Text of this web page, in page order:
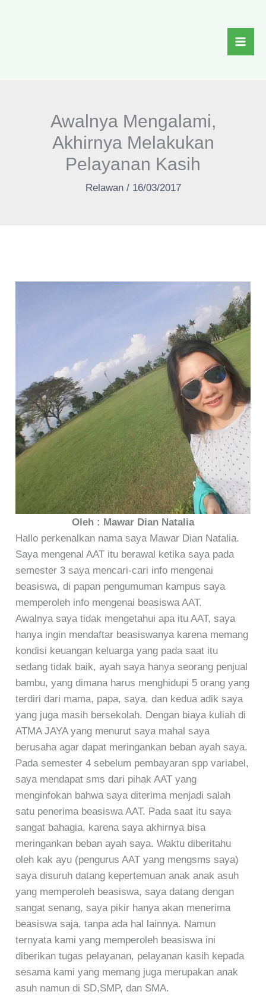
Awalnya Mengalami,
Akhirnya Melakukan
Pelayanan Kasih
Relawan/ 16/03/2017
Oleh : Mawar Dian Natalia
Hallo perkenalkan nama saya Mawar Dian Natalia.
Saya mengenal AAT itu berawal ketika saya pada
semester 3 saya mencari-cari info mengenai
beasiswa, di papan pengumuman kampus saya
memperoleh info mengenai beasiswa AAT.
Awalnya saya tidak mengetahui apa itu AAT, saya
hanya ingin mendaftar beasiswanya karena memang
kondisi keuangan keluarga yang pada saat itu
sedang tidak baik, ayah saya hanya seorang penjual
bambu, yang dimana harus menghidupi 5 orang yang
terdiri dari mama, papa, saya, dan kedua adik saya
yang juga masih bersekolah. Dengan biaya kuliah di
ATMA JAYA yang menurut saya mahal saya
berusaha agar dapat meringankan beban ayah saya.
Pada semester 4 sebelum pembayaran spp variabel,
saya mendapat sms dari pihak AAT yang
menginfokan bahwa saya diterima menjadi salah
satu penerima beasiswa AAT. Pada saat itu saya
sangat bahagia, karena saya akhirnya bisa
meringankan beban ayah saya. Waktu diberitahu
oleh kak ayu (pengurus AAT yang mengsms saya)
saya disuruh datang kepertemuan anak anak asuh
yang memperoleh beasiswa, saya datang dengan
sangat senang, saya pikir hanya akan menerima
beasiswa saja, tanpa ada hal lainnya. Namun
ternyata kami yang memperoleh beasiswa ini
diberikan tugas pelayanan, pelayanan kasih kepada
sesama kami yang memang juga merupakan anak
asuh namun di SD,SMP, dan SMA.